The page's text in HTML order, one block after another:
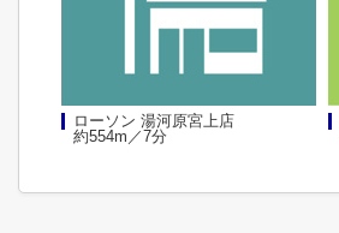
ローソン 湯河原宮上店
約554m／7分